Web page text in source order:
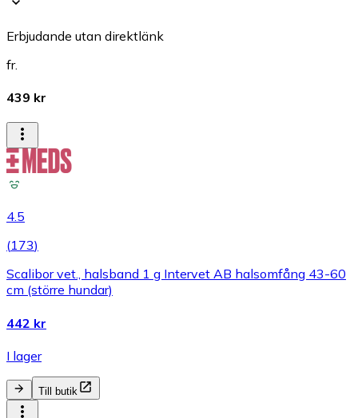
Erbjudande utan direktlänk
fr.
439 kr
4.5
(173)
Scalibor vet., halsband 1 g Intervet AB halsomfång 43-60
cm (större hundar)
442 kr
I lager
Till butik